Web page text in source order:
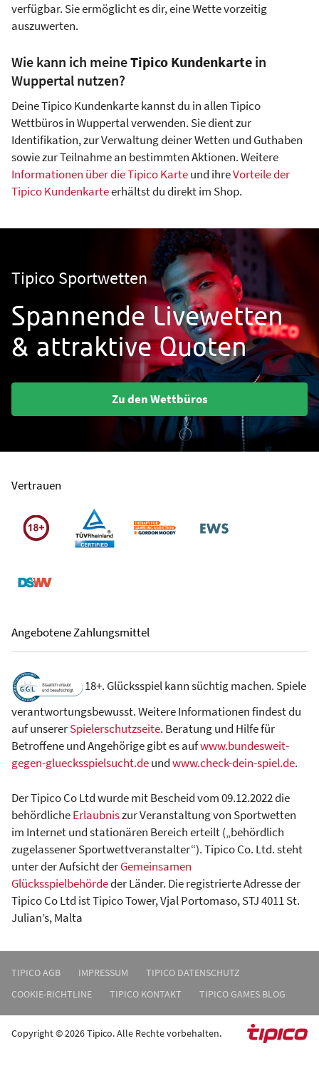
verfügbar. Sie ermöglicht es dir, eine Wette vorzeitig
auszuwerten.
Wie kann ich meineTipico Kundenkarte in
Wuppertal nutzen?
Deine Tipico Kundenkarte kannst du in allen Tipico
Wettbüros in Wuppertal verwenden. Sie dient zur
Identifikation, zur Verwaltung deiner Wetten und Guthaben
sowie zur Teilnahme an bestimmten Aktionen. Weitere
Informationen über die Tipico Karteund ihreVorteile der
Tipico Kundenkarteerhältst du direkt im Shop.
Tipico Sportwetten
Spannende Livewetten
& attraktive Quoten
Zu den Wettbüros
Vertrauen
Angebotene Zahlungsmittel
18+. Glücksspiel kann süchtig machen. Spiele
verantwortungsbewusst. Weitere Informationen findest du
auf unsererSpielerschutzseite. Beratung und Hilfe für
Betroffene und Angehörige gibt es aufwww.bundesweit-
gegen-gluecksspielsucht.deundwww.check-dein-spiel.de.
Der Tipico Co Ltd wurde mit Bescheid vom 09.12.2022 die
behördlicheErlaubniszur Veranstaltung von Sportwetten
im Internet und stationären Bereich erteilt („behördlich
zugelassener Sportwettveranstalter“). Tipico Co. Ltd. steht
unter der Aufsicht derGemeinsamen
Glücksspielbehördeder Länder. Die registrierte Adresse der
Tipico Co Ltd ist Tipico Tower, Vjal Portomaso, STJ 4011 St.
Julian’s, Malta
TIPICO AGB IMPRESSUM
TIPICO DATENSCHUTZ
COOKIE-RICHTLINE
TIPICO KONTAKT TIPICO GAMES BLOG
Copyright © 2026 Tipico. Alle Rechte vorbehalten.